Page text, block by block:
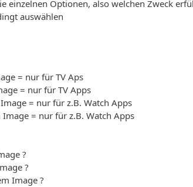
einzelnen Optionen, also welchen Zweck
auswählen
= nur für TV Aps
= nur für TV Apps
= nur für z.B. Watch Apps
= nur für z.B. Watch Apps
?
?
Image ?